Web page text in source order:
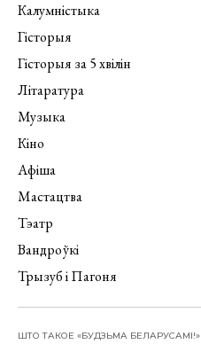
Калумністыка
Гісторыя
Гісторыя за 5 хвілін
Літаратура
Музыка
Кіно
Афіша
Мастацтва
Тэатр
Вандроўкі
Трызуб і Пагоня
ШТО ТАКОЕ «БУДЗЬМА БЕЛАРУСАМІ!»